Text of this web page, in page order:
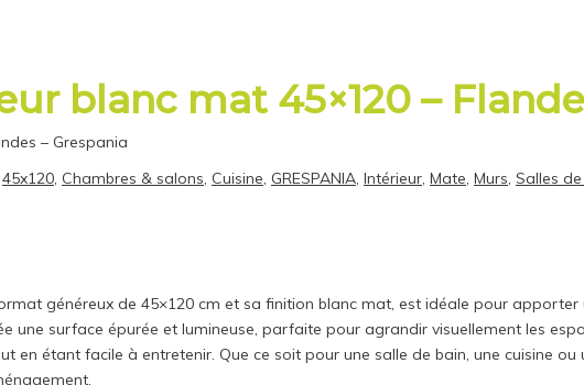
blanc mat 45×120 –
– Grespania
45x120, Chambres & salons, Cuisine, GRESPANIA, Intérieur, Mate, Murs, Salles
généreux de 45×120 cm et sa finition blanc mat, est idéale pour
une surface épurée et lumineuse, parfaite pour agrandir visuellement les
en étant facile à entretenir. Que ce soit pour une salle de bain, une cuisine